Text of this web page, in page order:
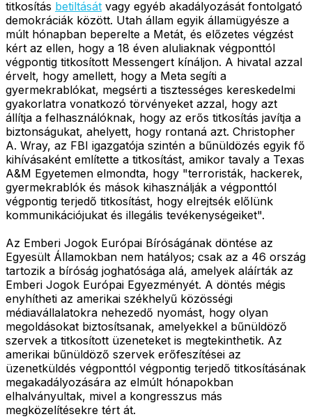
titkosítás betiltását vagy egyéb akadályozását fontolgató
demokráciák között. Utah állam egyik államügyésze a
múlt hónapban beperelte a Metát, és előzetes végzést
kért az ellen, hogy a 18 éven aluliaknak végponttól
végpontig titkosított Messengert kínáljon. A hivatal azzal
érvelt, hogy amellett, hogy a Meta segíti a
gyermekrablókat, megsérti a tisztességes kereskedelmi
gyakorlatra vonatkozó törvényeket azzal, hogy azt
állítja a felhasználóknak, hogy az erős titkosítás javítja a
biztonságukat, ahelyett, hogy rontaná azt. Christopher
A. Wray, az FBI igazgatója szintén a bűnüldözés egyik fő
kihívásaként említette a titkosítást, amikor tavaly a Texas
A&M Egyetemen elmondta, hogy "terroristák, hackerek,
gyermekrablók és mások kihasználják a végponttól
végpontig terjedő titkosítást, hogy elrejtsék előlünk
kommunikációjukat és illegális tevékenységeiket".
Az Emberi Jogok Európai Bíróságának döntése az
Egyesült Államokban nem hatályos; csak az a 46 ország
tartozik a bíróság joghatósága alá, amelyek aláírták az
Emberi Jogok Európai Egyezményét. A döntés mégis
enyhítheti az amerikai székhelyű közösségi
médiavállalatokra nehezedő nyomást, hogy olyan
megoldásokat biztosítsanak, amelyekkel a bűnüldöző
szervek a titkosított üzeneteket is megtekinthetik. Az
amerikai bűnüldöző szervek erőfeszítései az
üzenetküldés végponttól végpontig terjedő titkosításának
megakadályozására az elmúlt hónapokban
elhalványultak, mivel a kongresszus más
megközelítésekre tért át.